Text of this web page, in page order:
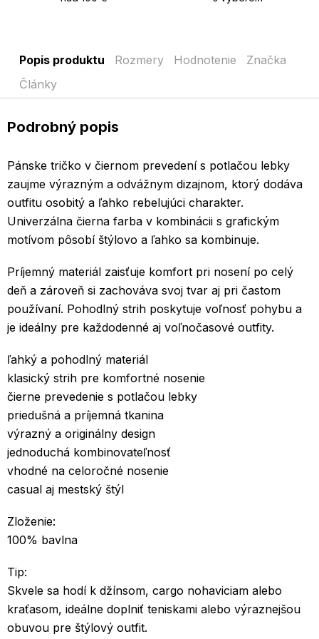
Popis produktu Rozmery Hodnotenie
Značka
Články
Podrobný popis
Pánske tričko v čiernom prevedení s potlačou lebky
zaujme výrazným a odvážnym dizajnom, ktorý dodáva
outfitu osobitý a ľahko rebelujúci charakter.
Univerzálna čierna farba v kombinácii s grafickým
motívom pôsobí štýlovo a ľahko sa kombinuje.
Príjemný materiál zaisťuje komfort pri nosení po celý
deň a zároveň si zachováva svoj tvar aj pri častom
používaní. Pohodlný strih poskytuje voľnosť pohybu a
je ideálny pre každodenné aj voľnočasové outfity.
ľahký a pohodlný materiál
klasický strih pre komfortné nosenie
čierne prevedenie s potlačou lebky
priedušná a príjemná tkanina
výrazný a originálny design
jednoduchá kombinovateľnosť
vhodné na celoročné nosenie
casual aj mestský štýl
Zloženie:
100% bavlna
Tip:
Skvele sa hodí k džínsom, cargo nohaviciam alebo
kraťasom, ideálne doplniť teniskami alebo výraznejšou
obuvou pre štýlový outfit.